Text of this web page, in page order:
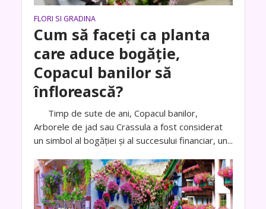
FLORI SI GRADINA
Cum să faceți ca planta
care aduce bogăţie,
Copacul banilor să
înflorească?
Timp de sute de ani, Copacul banilor,
Arborele de jad sau Crassula a fost considerat
un simbol al bogăției și al succesului financiar, un...